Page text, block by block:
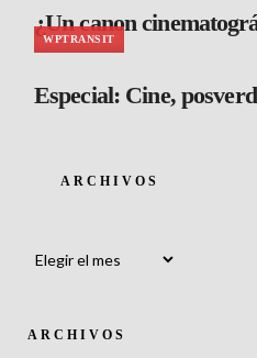
¿Un canon
WPTRANSIT
Especial: Cine,
ARCHIVOS
ARCHIVOS